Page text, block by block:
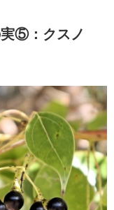
⑤：クスノ